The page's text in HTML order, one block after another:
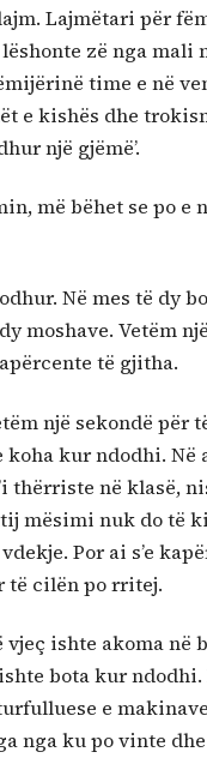
Lajmëtari për
zë nga mali
time e në
e kishës dhe
një gjëmë’.
më bëhet se po e
Në mes të dy
moshave. Vetëm
të gjitha.
një sekondë për
kur ndodhi. Në
thërriste në klasë,
mësimi nuk do të
Por ai s’e
të cilën po rritej.
vjeç ishte akoma në
bota kur ndodhi.
e
nga ku po vinte